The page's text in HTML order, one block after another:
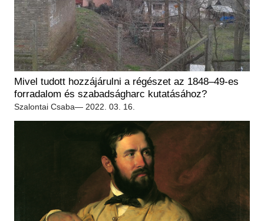
Mivel tudott hozzájárulni a régészet az 1848–49-es
forradalom és szabadságharc kutatásához?
Szalontai Csaba— 2022. 03. 16.